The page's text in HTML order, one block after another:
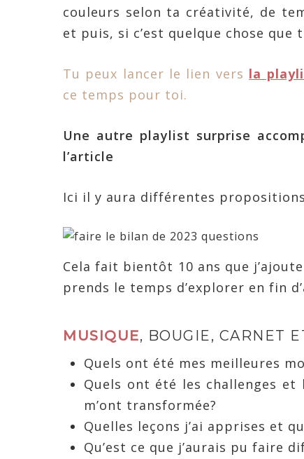
couleurs selon ta créativité, de
et puis, si c’est quelque chose que
Tu peux lancer le lien vers la
ce temps pour toi.
Une autre playlist surprise
l’article
Ici il y aura différentes
Cela fait bientôt 10 ans que
prends le temps d’explorer en fin
MUSIQUE, BOUGIE, CARNET
Quels ont été mes meilleures
Quels ont été les challenges et
m’ont transformée?
Quelles leçons j’ai apprises et
Qu’est ce que j’aurais pu faire